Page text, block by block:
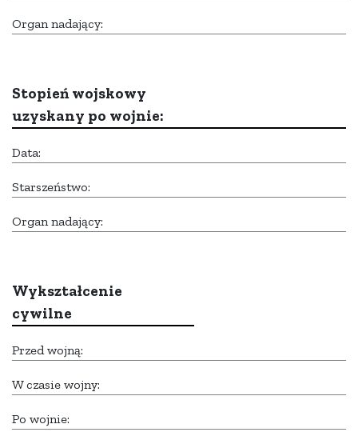
Organ nadający:
Stopień wojskowy
uzyskany po wojnie:
Data:
Starszeństwo:
Organ nadający:
Wykształcenie
cywilne
Przed wojną:
W czasie wojny:
Po wojnie: